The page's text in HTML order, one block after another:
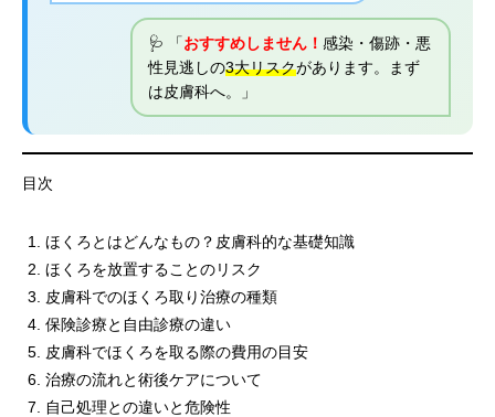
🩺 「おすすめしません！ 感染・傷跡・悪
性見逃しの3大リスクがあります。まず
は皮膚科へ。」
目次
ほくろとはどんなもの？皮膚科的な基礎知識
ほくろを放置することのリスク
皮膚科でのほくろ取り治療の種類
保険診療と自由診療の違い
皮膚科でほくろを取る際の費用の目安
治療の流れと術後ケアについて
自己処理との違いと危険性